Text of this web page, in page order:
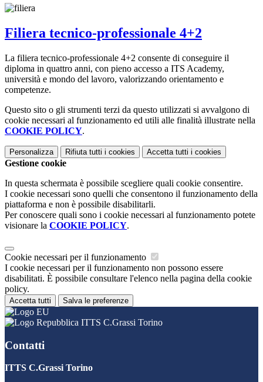
Filiera tecnico-professionale 4+2
La filiera tecnico-professionale 4+2 consente di conseguire il
diploma in quattro anni, con pieno accesso a ITS Academy,
università e mondo del lavoro, valorizzando orientamento e
competenze.
Questo sito o gli strumenti terzi da questo utilizzati si avvalgono di
cookie necessari al funzionamento ed utili alle finalità illustrate nella
COOKIE POLICY.
Personalizza Rifiuta tutti i cookies Accetta tutti i cookies
Gestione cookie
In questa schermata è possibile scegliere quali cookie consentire.
I cookie necessari sono quelli che consentono il funzionamento della
piattaforma e non è possibile disabilitarli.
Per conoscere quali sono i cookie necessari al funzionamento potete
visionare la COOKIE POLICY.
Cookie necessari per il funzionamento
I cookie necessari per il funzionamento non possono essere
disabilitati. È possibile consultare l'elenco nella pagina della cookie
policy.
Accetta tutti Salva le preferenze
ITTS C.Grassi Torino
Contatti
ITTS C.Grassi Torino